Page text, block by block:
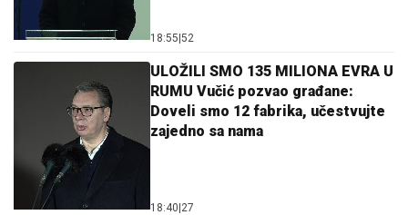
18:55 52
ULOŽILI SMO 135 MILIONA EVRA U
RUMU Vučić pozvao građane:
Doveli smo 12 fabrika, učestvujte
zajedno sa nama
18:40 27